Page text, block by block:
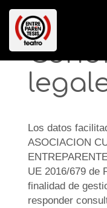
Los datos
ASOCIACION
UE 2016/679 de
finalidad de
responder